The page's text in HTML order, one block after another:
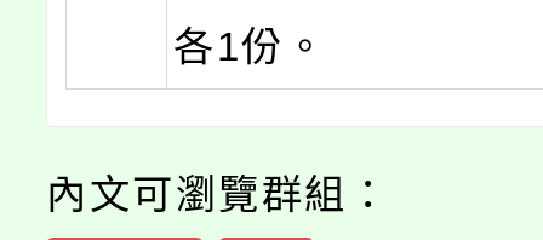
各1份。
內文可瀏覽群組：